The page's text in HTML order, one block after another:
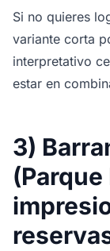
Si no quieres
variante corta
interpretativo
estar en
3)
(Parque